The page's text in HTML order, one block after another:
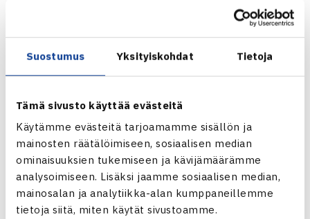
Suostumus Yksityiskohdat Tietoja
Tämä sivusto käyttää evästeitä
Käytämme evästeitä tarjoamamme sisällön ja
mainosten räätälöimiseen, sosiaalisen median
ominaisuuksien tukemiseen ja kävijämäärämme
analysoimiseen. Lisäksi jaamme sosiaalisen median,
mainosalan ja analytiikka-alan kumppaneillemme
tietoja siitä, miten käytät sivustoamme.
vuoden 2018 luettelon urheilussa kielletyistä aineista ja
menetelmistä. Siinä hyödynnetään aiempaa kattavampaa
lääkevalmisteiden tietokantaa. Myös lääkehaun
lääkeaineen sallittavuuden kätevästi älypuhelimella.
Urheilussa kiellettyjen aineiden ja menetelmien lääkehaku
pohjautuu nyt Lääketietokeskuksen tietokantoihin. Niitä
päivitetään kuukausittain uusien markkinoille tulevien
lääkevalmisteiden osalta.